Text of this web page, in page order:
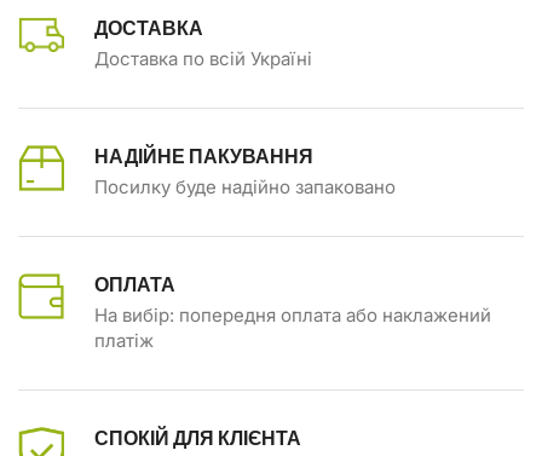
ДОСТАВКА
Доставка по всій Україні
НАДІЙНЕ ПАКУВАННЯ
Посилку буде надійно запаковано
ОПЛАТА
На вибір: попередня оплата або наклажений
платіж
СПОКІЙ ДЛЯ КЛІЄНТА